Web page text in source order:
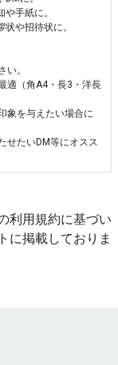
手紙に。
や招待状に。
い。
適（角A4・長3・洋長
象を与えたい場合に
せたいDM等にオスス
利用規約に基づい
に掲載しておりま